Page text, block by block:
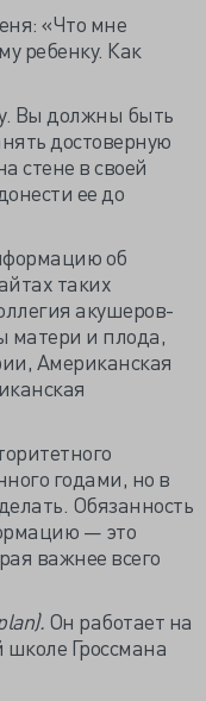
«Что мне
ребенку. Как
Вы должны быть
достоверную
стене в своей
ее до
об
таких
акушеров-
матери и плода,
Американская
годами, но в
Обязанность
— это
важнее всего
Он работает на
Гроссмана